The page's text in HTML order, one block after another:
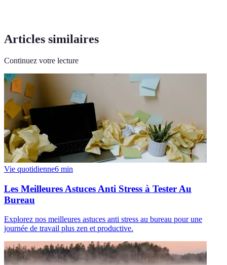
Articles similaires
Continuez votre lecture
Vie quotidienne6 min
Les Meilleures Astuces Anti Stress à Tester Au
Bureau
Explorez nos meilleures astuces anti stress au bureau pour une
journée de travail plus zen et productive.